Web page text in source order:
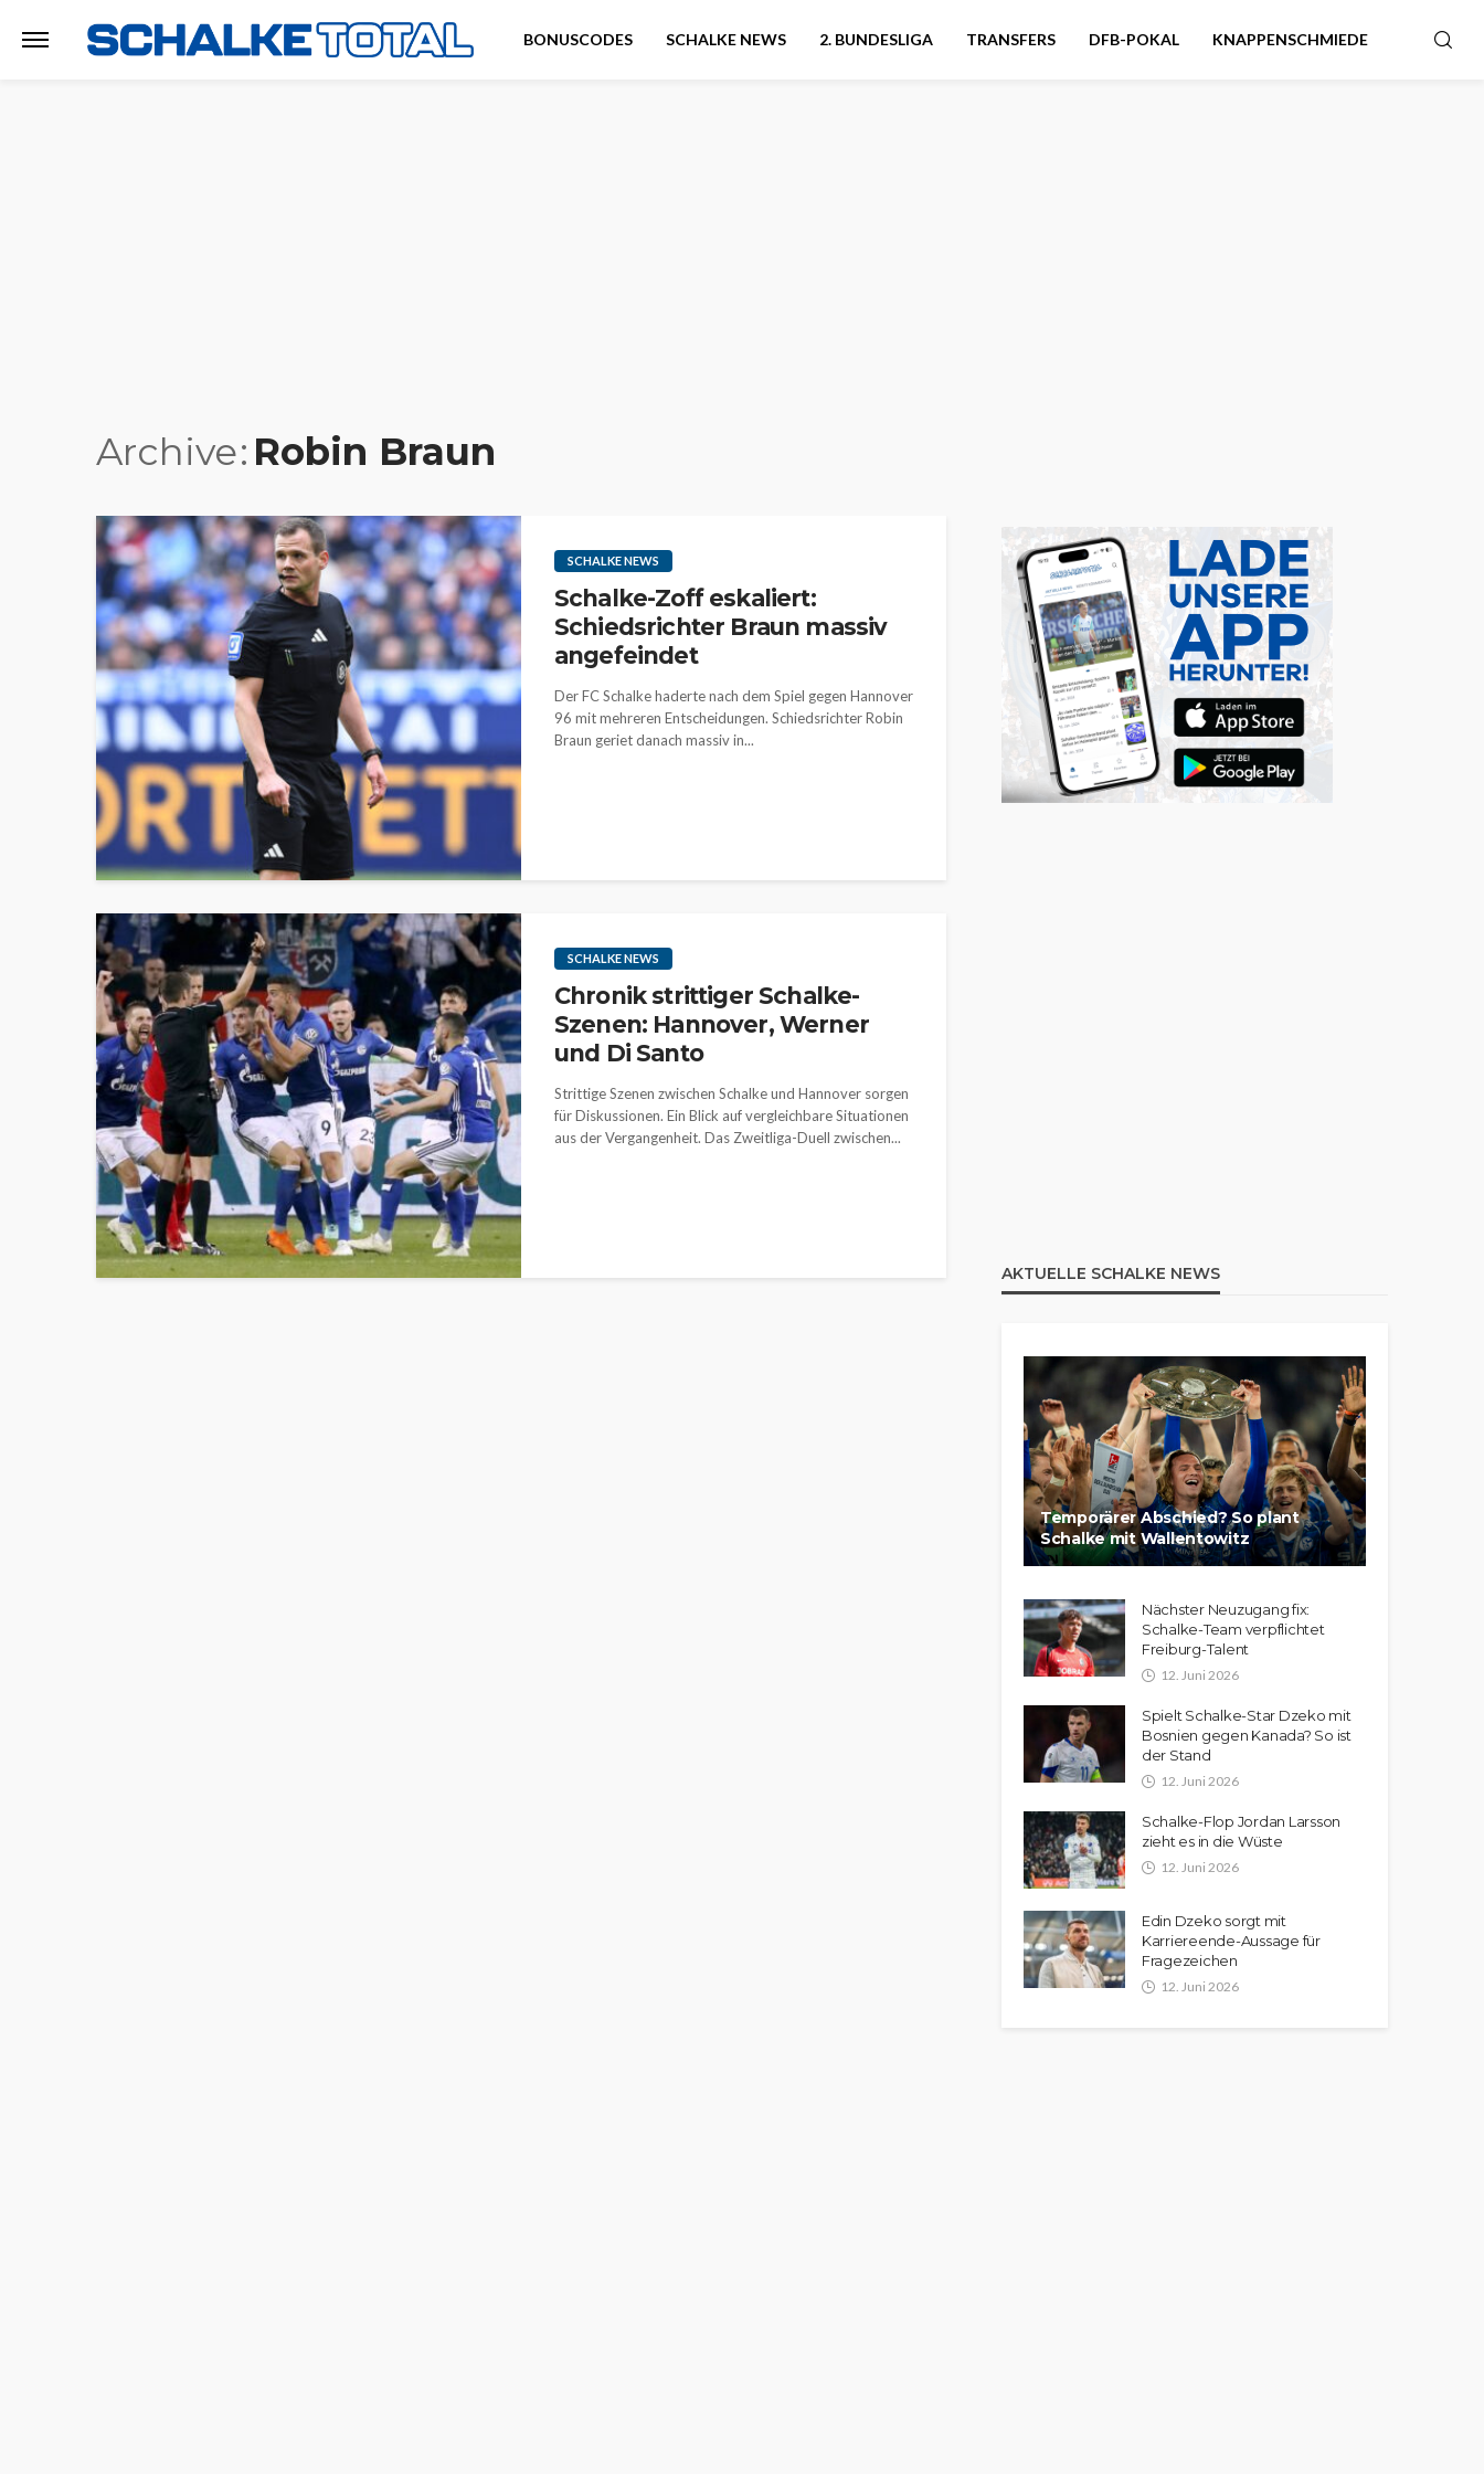
BONUSCODES SCHALKE NEWS 2. BUNDESLIGA TRANSFERS DFB-POKAL KNAPPENSCHMIEDE
Archive Robin Braun
SCHALKE NEWS
Schalke-Zoff eskaliert:
Schiedsrichter Braun massiv
angefeindet
Der FC Schalke haderte nach dem Spiel gegen Hannover
96 mit mehreren Entscheidungen. Schiedsrichter Robin
Braun geriet danach massiv in...
SCHALKE NEWS
Chronik strittiger Schalke-
Szenen: Hannover, Werner
und Di Santo
Strittige Szenen zwischen Schalke und Hannover sorgen
für Diskussionen. Ein Blick auf vergleichbare Situationen
aus der Vergangenheit. Das Zweitliga-Duell zwischen...
AKTUELLE SCHALKE NEWS
Temporärer Abschied? So plant
Schalke mit Wallentowitz
Nächster Neuzugang fix:
Schalke-Team verpflichtet
Freiburg-Talent
12. Juni 2026
Spielt Schalke-Star Dzeko mit
Bosnien gegen Kanada? So ist
der Stand
12. Juni 2026
Schalke-Flop Jordan Larsson
zieht es in die Wüste
12. Juni 2026
Edin Dzeko sorgt mit
Karriereende-Aussage für
Fragezeichen
12. Juni 2026